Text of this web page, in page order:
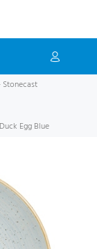
Egg Blue